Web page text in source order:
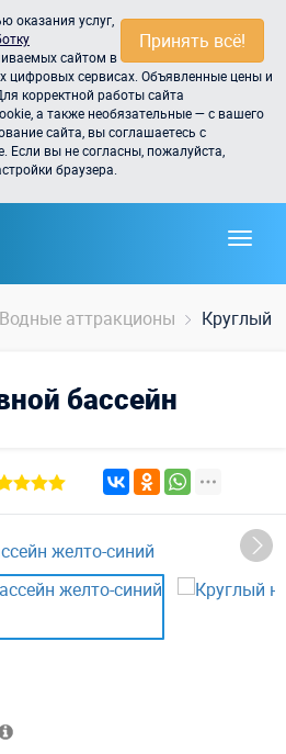
Принять всё!
оказания услуг,
сайтом в
цифровых сервисах. Объявленные цены и
корректной работы сайта
а также необязательные — с вашего
сайта, вы соглашаетесь с
Если вы не согласны, пожалуйста,
браузера.
Водные аттракционы Круглый
бассейн